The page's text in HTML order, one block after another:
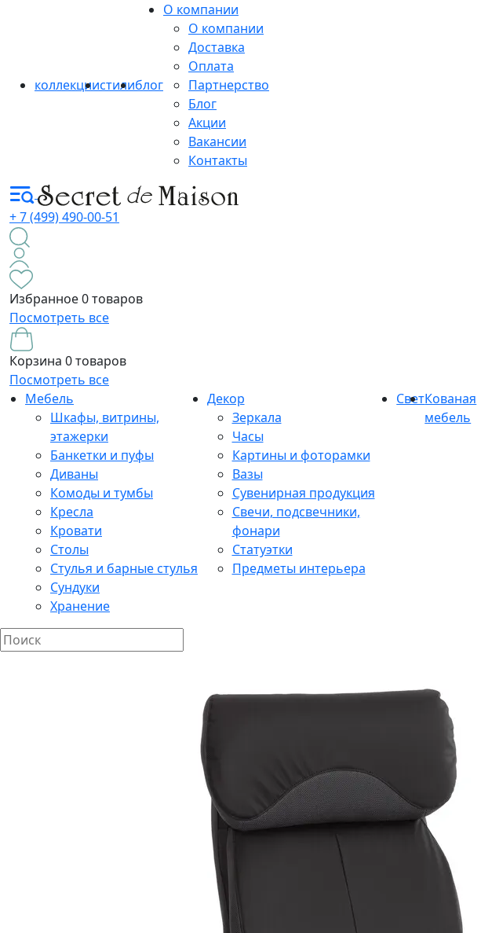
коллекциистилиблог
О компании
О компании
Доставка
Оплата
Партнерство
Блог
Акции
Вакансии
Контакты
+ 7 (499) 490-00-51
Избранное0 товаров
Посмотреть все
Корзина 0 товаров
Посмотреть все
Мебель
Шкафы, витрины,
этажерки
Банкетки и пуфы
Диваны
Комоды и тумбы
Кресла
Кровати
Столы
Стулья и барные стулья
Сундуки
Хранение
Декор
Зеркала
Часы
Картины и фоторамки
Вазы
Сувенирная продукция
Свечи, подсвечники,
фонари
Статуэтки
Предметы интерьера
СветКованая
мебель